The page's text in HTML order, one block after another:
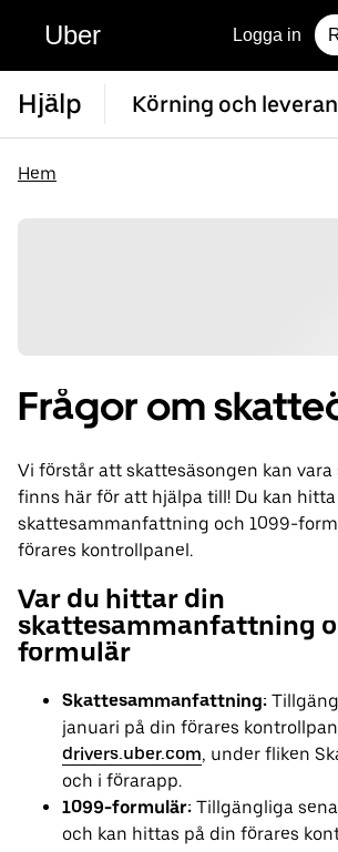
Uber Logga in
Hjälp Körning och
Hem
Frågor om
Vi förstår att skattesäsongen kan vara
finns här för att hjälpa till! Du kan
skattesammanfattning och 1099-
förares kontrollpanel.
Var du hittar din
skattesammanfattning
formulär
Skattesammanfattning:
januari på din förares
drivers.uber.com, under fliken
och i förarapp.
1099-formulär: Tillgängliga
och kan hittas på din förares